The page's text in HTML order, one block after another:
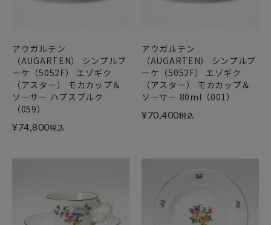
アウガルテン
（AUGARTEN） シンプルブ
ーケ（5052F） エゾギク
（アスター） モカカップ＆
ソーサー ハプスブルク
（059）
¥74,800税込
アウガルテン
（AUGARTEN） シンプルブ
ーケ（5052F） エゾギク
（アスター） モカカップ＆
ソーサー 80ml（001）
¥70,400税込